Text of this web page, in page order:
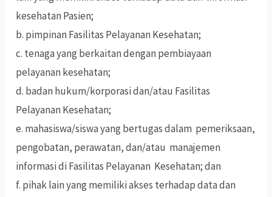
kesehatan Pasien;
b. pimpinan Fasilitas Pelayanan Kesehatan;
c. tenaga yang berkaitan dengan pembiayaan
pelayanan kesehatan;
d. badan hukum/korporasi dan/atau Fasilitas
Pelayanan Kesehatan;
e. mahasiswa/siswa yang bertugas dalam pemeriksaan,
pengobatan, perawatan, dan/atau manajemen
informasi di Fasilitas Pelayanan Kesehatan; dan
f. pihak lain yang memiliki akses terhadap data dan